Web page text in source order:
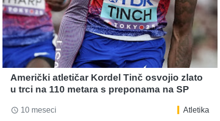
Američki atletičar Kordel Tinč osvojio zlato
u trci na 110 metara s preponama na SP
access_time 10 meseci Atletika